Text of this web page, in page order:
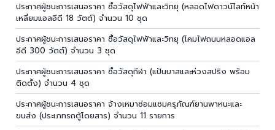
ประกาศผู้ชนะการเสนอราคา ซื้อวัสดุไฟฟ้าและวิทยุ (หลอดไฟดาวน์ไลท์หน้า
เหลี่ยมแอลอีดี 18 วัตต์) จำนวน 10 ชุด
ประกาศผู้ชนะการเสนอราคา ซื้อวัสดุไฟฟ้าและวิทยุ (โคมไฟถนนหลอดแอล
อีดี 300 วัตต์) จำนวน 3 ชุด
ประกาศผู้ชนะการเสนอราคา ซื้อวัสดุกีฬา (แป้นบาสและห่วงสปริง พร้อม
ติดตั้ง) จำนวน 4 ชุด
ประกาศผู้ชนะการเสนอราคา จ้างเหมาซ่อมแซมครุภัณฑ์ยานพาหนะและ
ขนส่ง (ประเภทรถตู้โดยสาร) จำนวน 11 รายการ